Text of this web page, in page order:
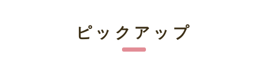
ピックアップ